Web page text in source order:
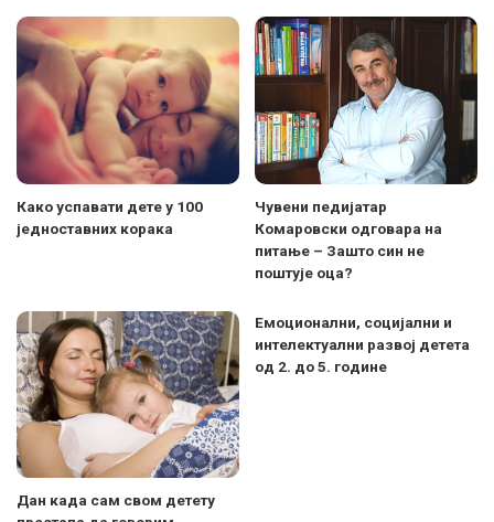
Како успавати дете у 100
једноставних корака
Чувени педијатар
Комаровски одговара на
питање – Зашто син не
поштује оца?
Дан када сам свом детету
Емоционални, социјални и
интелектуални развој детета
од 2. до 5. године